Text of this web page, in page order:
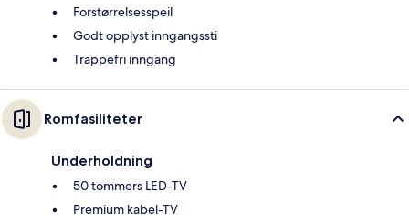
Forstørrelsesspeil
Godt opplyst inngangssti
Trappefri inngang
Romfasiliteter
Underholdning
50 tommers LED-TV
Premium kabel-TV